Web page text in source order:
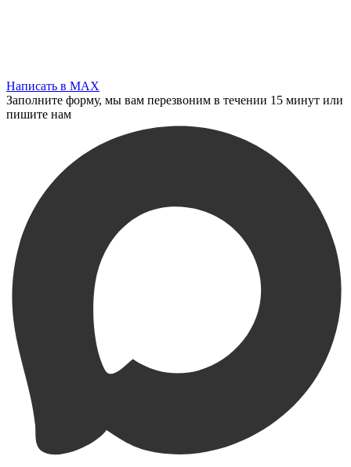
Написать в MAX
Заполните форму, мы вам перезвоним в течении 15 минут или
пишите нам